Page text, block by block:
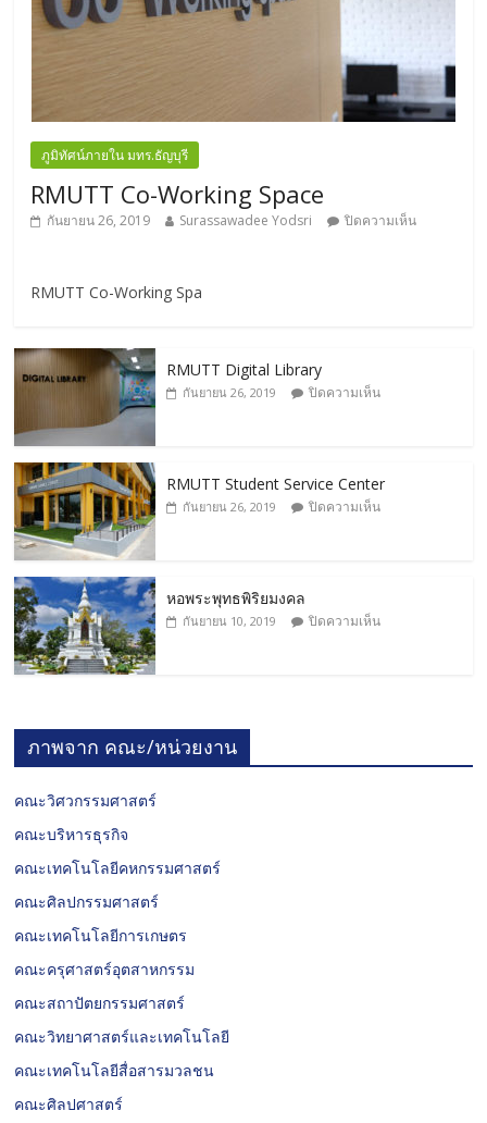
ภูมิทัศน์ภายใน มทร.ธัญบุรี
RMUTT Co-Working Space
กันยายน 26, 2019 Surassawadee Yodsri ปิดความเห็น
RMUTT Co-Working Spa
RMUTT Digital Library
กันยายน 26, 2019 ปิดความเห็น
RMUTT Student Service Center
กันยายน 26, 2019 ปิดความเห็น
หอพระพุทธพิริยมงคล
กันยายน 10, 2019 ปิดความเห็น
ภาพจาก คณะ/หน่วยงาน
คณะวิศวกรรมศาสตร์
คณะบริหารธุรกิจ
คณะเทคโนโลยีคหกรรมศาสตร์
คณะศิลปกรรมศาสตร์
คณะเทคโนโลยีการเกษตร
คณะครุศาสตร์อุตสาหกรรม
คณะสถาปัตยกรรมศาสตร์
คณะวิทยาศาสตร์และเทคโนโลยี
คณะเทคโนโลยีสื่อสารมวลชน
คณะศิลปศาสตร์